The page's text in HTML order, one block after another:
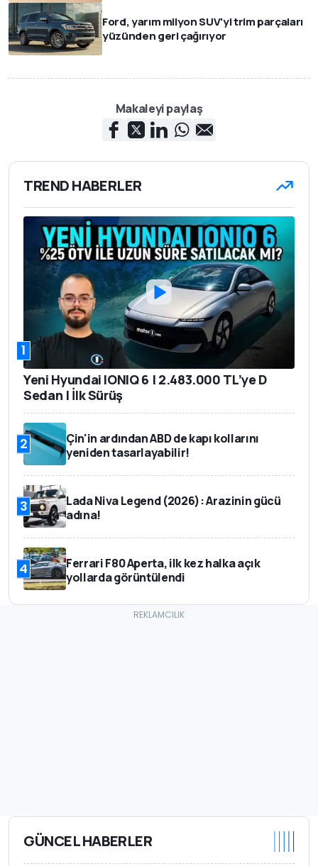
Ford, yarım milyon SUV'yi trim parçaları
yüzünden geri çağırıyor
Makaleyi paylaş
TREND HABERLER
1
Yeni Hyundai IONIQ 6 | 2.483.000 TL’ye D
Sedan | İlk Sürüş
2
Çin'in ardından ABD de kapı kollarını
yeniden tasarlayabilir!
3
Lada Niva Legend (2026): Arazinin gücü
adına!
4
Ferrari F80 Aperta, ilk kez halka açık
yollarda görüntülendi
GÜNCEL HABERLER